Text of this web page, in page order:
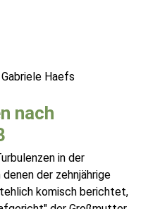
Gabriele Haefs
nach
in der
der zehnjährige
komisch berichtet,